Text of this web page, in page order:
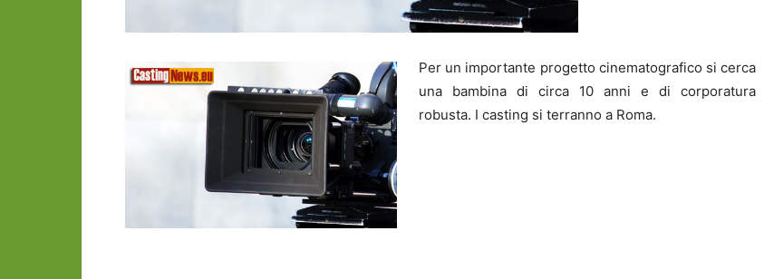
Per un importante progetto cinematografico si cerca
una bambina di circa 10 anni e di corporatura
robusta. I casting si terranno a Roma.